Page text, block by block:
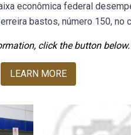
econômica federal
bastos, número 150, no
click the button below.
LEARN MORE